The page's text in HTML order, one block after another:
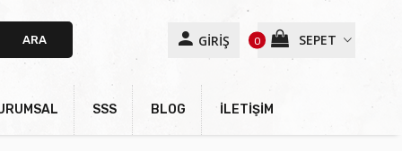
ARA GİRİŞ SEPET
0
SSS BLOG İLETİŞİM